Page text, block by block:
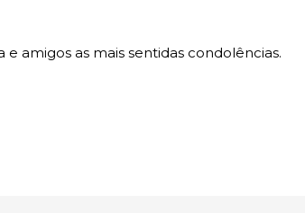
amigos as mais sentidas condolências.